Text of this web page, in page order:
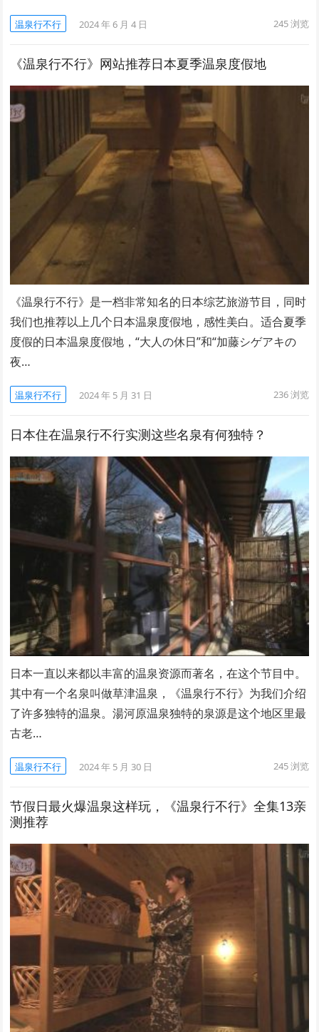
温泉行不行 2024 年 6 月 4 日 245浏览
《温泉行不行》网站推荐日本夏季温泉度假地
《温泉行不行》是一档非常知名的日本综艺旅游节目，同时
我们也推荐以上几个日本温泉度假地，感性美白。适合夏季
度假的日本温泉度假地，“大人の休日”和“加藤シゲアキの
夜…
温泉行不行 2024 年 5 月 31 日 236浏览
日本住在温泉行不行实测这些名泉有何独特？
日本一直以来都以丰富的温泉资源而著名，在这个节目中。
其中有一个名泉叫做草津温泉，《温泉行不行》为我们介绍
了许多独特的温泉。湯河原温泉独特的泉源是这个地区里最
古老…
温泉行不行 2024 年 5 月 30 日 245浏览
节假日最火爆温泉这样玩，《温泉行不行》全集13亲
测推荐